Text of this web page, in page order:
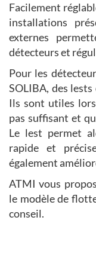
Facilement
installations
externes
détecteurs et
Pour les
SOLIBA, des
Ils sont utiles
pas suffisant et
Le lest permet
rapide et
également
ATMI vous
le modèle de
conseil.